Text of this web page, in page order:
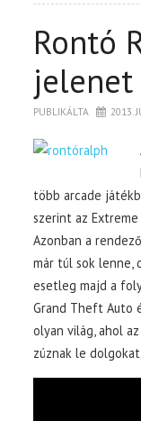
Rontó
jelenet
PUBLIKÁLTA 2013.
több arcade
szerint az
Azonban a
már túl sok lenne,
esetleg majd a
Grand Theft Auto
olyan világ, ahol
zúznak le